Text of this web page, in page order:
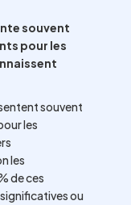
souvent
pour les
souvent
les
les
de ces
ou